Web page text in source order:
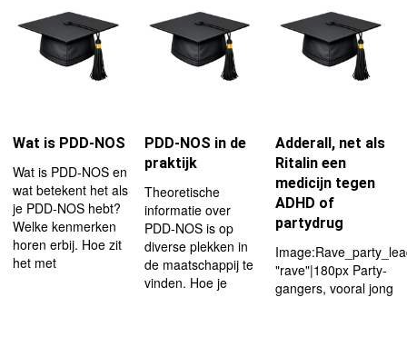
Wat is PDD-NOS
Wat is PDD-NOS en
wat betekent het als
je PDD-NOS hebt?
Welke kenmerken
horen erbij. Hoe zit
het met
PDD-NOS in de
praktijk
Theoretische
informatie over
PDD-NOS is op
diverse plekken in
de maatschappij te
vinden. Hoe je
Adderall, net als
Ritalin een
medicijn tegen
ADHD of
partydrug
"rave"|180px Party-
gangers, vooral jong